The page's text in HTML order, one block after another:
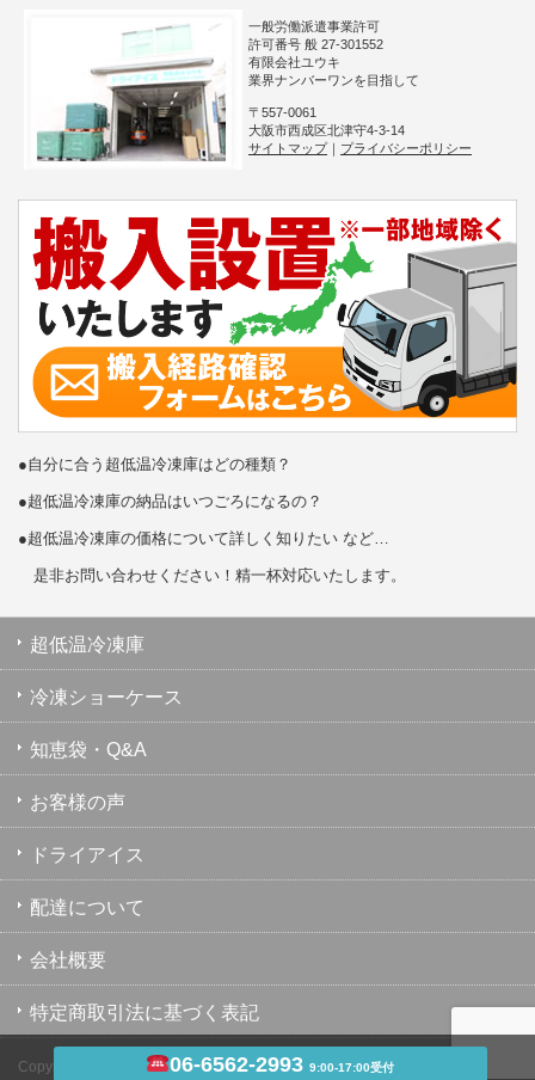
一般労働派遣事業許可
許可番号 般 27-301552
有限会社ユウキ
業界ナンバーワンを目指して
〒557-0061
大阪市西成区北津守4-3-14
サイトマップ｜ プライバシーポリシー
●自分に合う超低温冷凍庫はどの種類？
●超低温冷凍庫の納品はいつごろになるの？
●超低温冷凍庫の価格について詳しく知りたい など…
是非お問い合わせください！精一杯対応いたします。
超低温冷凍庫
冷凍ショーケース
知恵袋・Q&A
お客様の声
ドライアイス
配達について
会社概要
特定商取引法に基づく表記
Copyright © 超低温冷凍庫・冷凍ショーケース・業務用冷凍庫のユウキ
06-6562-29939:00-17:00受付